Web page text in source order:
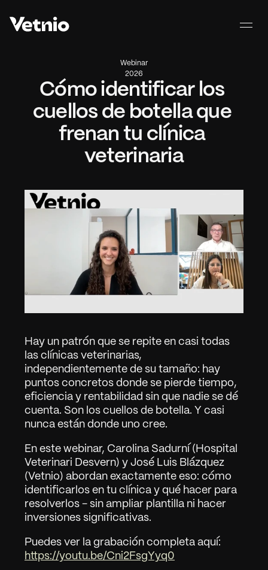
Webinar
2026
Cómo identificar los
cuellos de botella que
frenan tu clínica
veterinaria
Hay un patrón que se repite en casi todas
las clínicas veterinarias,
independientemente de su tamaño: hay
puntos concretos donde se pierde tiempo,
eficiencia y rentabilidad sin que nadie se dé
cuenta. Son los cuellos de botella. Y casi
nunca están donde uno cree.
En este webinar, Carolina Sadurní (Hospital
Veterinari Desvern) y José Luis Blázquez
(Vetnio) abordan exactamente eso: cómo
identificarlos en tu clínica y qué hacer para
resolverlos - sin ampliar plantilla ni hacer
inversiones significativas.
https://youtu.be/Cni2FsgYyq0